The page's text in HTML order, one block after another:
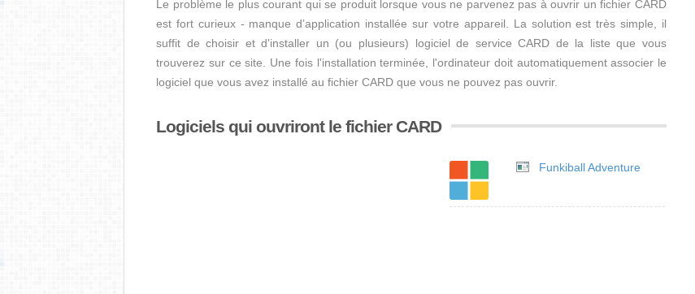
Le problème le plus courant qui se produit lorsque vous ne parvenez pas à ouvrir un fichier CARD
est fort curieux - manque d’application installée sur votre appareil. La solution est très simple, il
suffit de choisir et d'installer un (ou plusieurs) logiciel de service CARD de la liste que vous
trouverez sur ce site. Une fois l'installation terminée, l'ordinateur doit automatiquement associer le
logiciel que vous avez installé au fichier CARD que vous ne pouvez pas ouvrir.
Logiciels qui ouvriront le fichier CARD
Funkiball Adventure